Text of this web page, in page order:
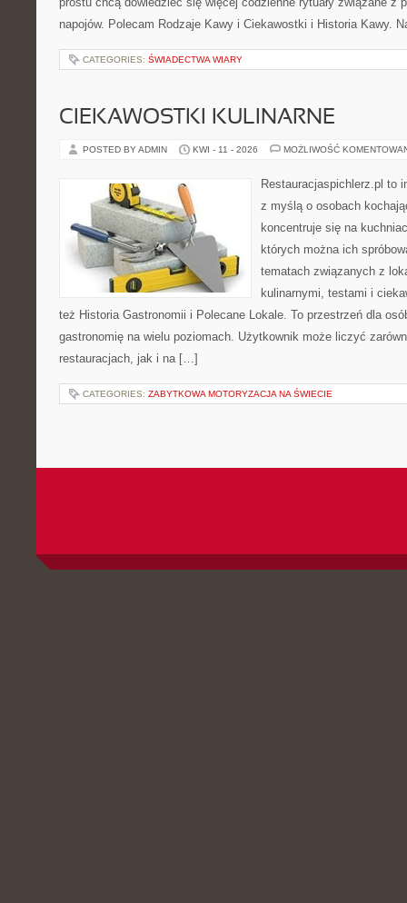
napojów. Polecam Rodzaje Kawy i Ciekawostki i Historia Kawy.
CATEGORIES: ŚWIADECTWA WIARY
CIEKAWOSTKI KULINARNE
POSTED BY ADMIN KWI - 11 - 2026 MOŻLIWOŚĆ
Restauracjaspichlerz.pl to
z myślą o osobach
koncentruje się na
których można ich
tematach związanych z
kulinarnymi, testami i
też Historia Gastronomii i Polecane Lokale. To przestrzeń dla
gastronomię na wielu poziomach. Użytkownik może liczyć
restauracjach, jak i na […]
CATEGORIES: ZABYTKOWA MOTORYZACJA NA ŚWIECIE